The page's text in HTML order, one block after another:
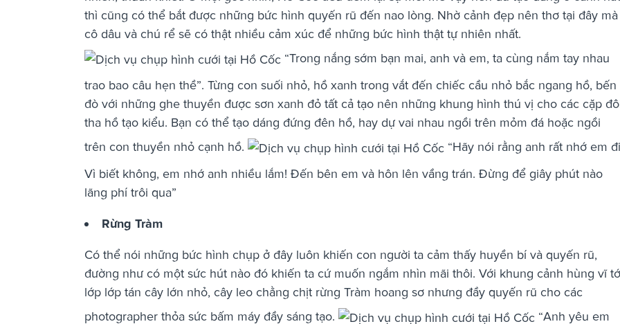
thì cũng có thể bắt được những bức hình quyến rũ đến nao lòng. Nhờ cảnh đẹp nên thơ tại đây mà
cô dâu và chú rể sẽ có thật nhiều cảm xúc để những bức hình thật tự nhiên nhất.
“Trong nắng sớm bạn mai, anh và em, ta cùng nắm tay nhau
trao bao câu hẹn thề”. Từng con suối nhỏ, hồ xanh trong vắt đến chiếc cầu nhỏ bắc ngang hồ, bến
đò với những ghe thuyền được sơn xanh đỏ tất cả tạo nên những khung hình thú vị cho các cặp
tha hồ tạo kiểu. Bạn có thể tạo dáng đứng đên hồ, hay dự vai nhau ngồi trên mỏm đá hoặc ngồi
trên con thuyền nhỏ cạnh hồ.
“Hãy nói rằng anh rất nhớ em
Vì biết không, em nhớ anh nhiều lắm! Đến bên em và hôn lên vầng trán. Đừng để giây phút nào
lãng phí trôi qua”
Rừng Tràm
Có thể nói những bức hình chụp ở đây luôn khiến con người ta cảm thấy huyền bí và quyến rũ,
đường như có một sức hút nào đó khiến ta cứ muốn ngắm nhìn mãi thôi. Với khung cảnh hùng vĩ
lớp lớp tán cây lớn nhỏ, cây leo chằng chịt rừng Tràm hoang sơ nhưng đầy quyến rũ cho các
photographer thỏa sức bấm máy đầy sáng tạo.
“Anh yêu em